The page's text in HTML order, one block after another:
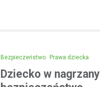
Bezpieczeństwo Prawa dziecka
Dziecko w